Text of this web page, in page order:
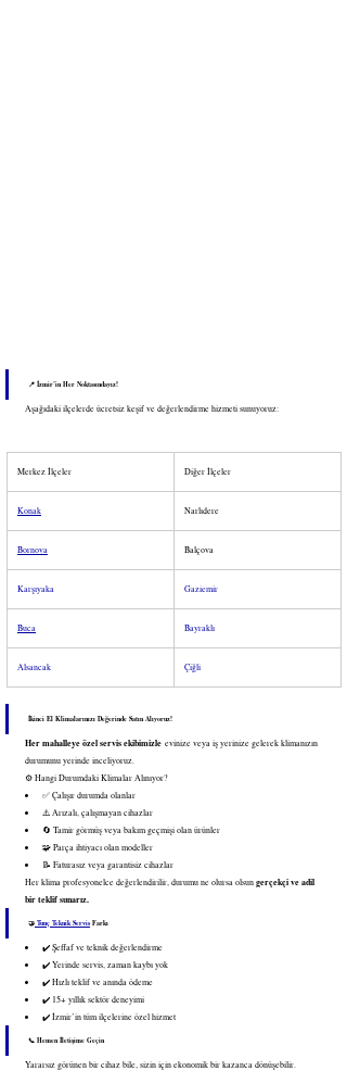
📍 İzmir’in Her Noktasındayız!
Aşağıdaki ilçelerde ücretsiz keşif ve değerlendirme hizmeti sunuyoruz:
Merkez İlçeler Diğer İlçeler
Konak Narlıdere
Bornova Balçova
Karşıyaka Gaziemir
Buca Bayraklı
Alsancak Çiğli
İkinci El Klimalarınızı Değerinde Satın Alıyoruz!
Her mahalleye özel servis ekibimizle evinize veya iş yerinize gelerek klimanızın
durumunu yerinde inceliyoruz.
⚙️ Hangi Durumdaki Klimalar Alınıyor?
✅ Çalışır durumda olanlar
⚠️ Arızalı, çalışmayan cihazlar
🔄 Tamir görmüş veya bakım geçmişi olan ürünler
🧩 Parça ihtiyacı olan modeller
📝 Faturasız veya garantisiz cihazlar
Her klima profesyonelce değerlendirilir, durumu ne olursa olsun gerçekçi ve adil
bir teklif sunarız.
🤝 Tunç Teknik Servis Farkı
✔️ Şeffaf ve teknik değerlendirme
✔️ Yerinde servis, zaman kaybı yok
✔️ Hızlı teklif ve anında ödeme
✔️ 15+ yıllık sektör deneyimi
✔️ İzmir’in tüm ilçelerine özel hizmet
📞 Hemen İletişime Geçin
Yararsız görünen bir cihaz bile, sizin için ekonomik bir kazanca dönüşebilir.